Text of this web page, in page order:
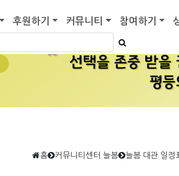
후원하기 커뮤니티 참여하기
홈 커뮤니티센터 늘봄 늘봄 대관 일정